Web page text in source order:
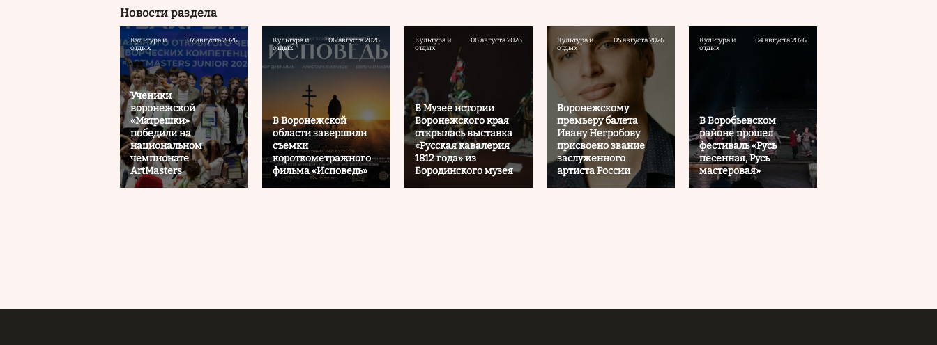
Новости раздела
Культура и
отдых
07 августа 2026
Ученики
воронежской
«Матрешки»
победили на
национальном
чемпионате
ArtMasters
Культура и
отдых
06 августа 2026
В Воронежской
области завершили
съемки
короткометражного
фильма «Исповедь»
Культура и
отдых
06 августа 2026
В Музее истории
Воронежского края
открылась выставка
«Русская кавалерия
1812 года» из
Бородинского музея
Культура и
отдых
05 августа 2026
Воронежскому
премьеру балета
Ивану Негробову
присвоено звание
заслуженного
артиста России
Культура и
отдых
04 августа 2026
В Воробьевском
районе прошел
фестиваль «Русь
песенная, Русь
мастеровая»